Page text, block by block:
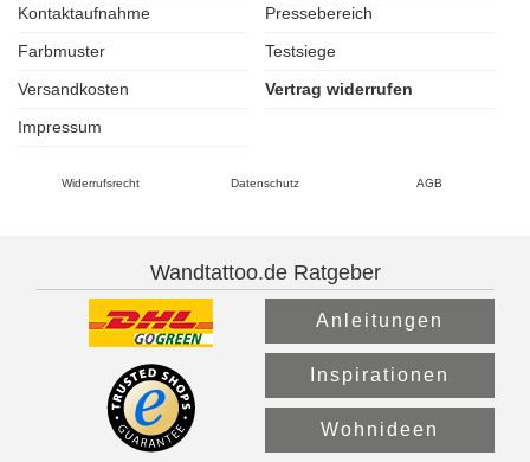
Kontaktaufnahme
Pressebereich
Farbmuster
Testsiege
Versandkosten
Vertrag widerrufen
Impressum
Widerrufsrecht Datenschutz AGB
Wandtattoo.de Ratgeber
Anleitungen
Inspirationen
Wohnideen